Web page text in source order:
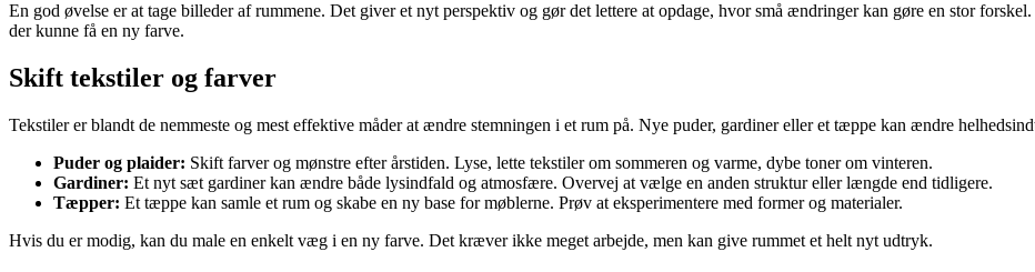
En god øvelse er at tage billeder af rummene. Det giver et nyt perspektiv og gør det lettere at opdage, hvor små ændringer kan gøre en stor
der kunne få en ny farve.
Skift tekstiler og farver
Tekstiler er blandt de nemmeste og mest effektive måder at ændre stemningen i et rum på. Nye puder, gardiner eller et tæppe kan ændre
Puder og plaider: Skift farver og mønstre efter årstiden. Lyse, lette tekstiler om sommeren og varme, dybe toner om vinteren.
Gardiner: Et nyt sæt gardiner kan ændre både lysindfald og atmosfære. Overvej at vælge en anden struktur eller længde end tidligere.
Tæpper: Et tæppe kan samle et rum og skabe en ny base for møblerne. Prøv at eksperimentere med former og materialer.
Hvis du er modig, kan du male en enkelt væg i en ny farve. Det kræver ikke meget arbejde, men kan give rummet et helt nyt udtryk.